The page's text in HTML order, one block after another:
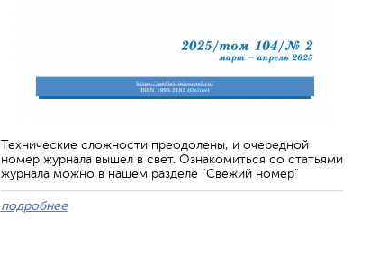
Технические сложности преодолены, и очередной
номер журнала вышел в свет. Ознакомиться со статьями
журнала можно в нашем разделе "Свежий номер"
подробнее